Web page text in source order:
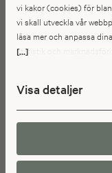
[...]
vi kakor (cookies) för
vi skall utveckla vår
läsa mer och anpassa
statistik och
personuppgifter som
dina personuppgifter. De
brottsbekämpande
dock vara svårt eller
till radering, gällande
brottsbekämpande
Visa detaljer